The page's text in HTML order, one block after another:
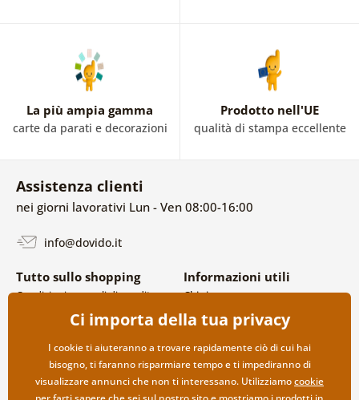
La più ampia gamma
carte da parati e decorazioni
Prodotto nell'UE
qualità di stampa eccellente
Assistenza clienti
nei giorni lavorativi Lun - Ven 08:00-16:00
info@dovido.it
Tutto sullo shopping
Condizioni generali di vendita e
Politica sulla privacy
Opzioni di spedizione e
pagamento
Reso della merce
Informazioni utili
Chi siamo
FAQ
Contatti
Collaborazione all’ingrosso
Ci importa della tua privacy
I cookie ti aiuteranno a trovare rapidamente ciò di cui hai
bisogno, ti faranno risparmiare tempo e ti impediranno di
visualizzare annunci che non ti interessano. Utilizziamocookie